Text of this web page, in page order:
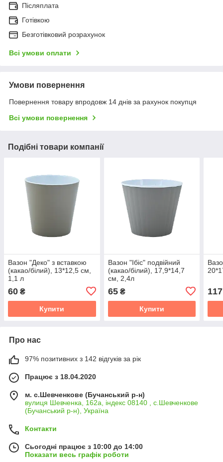
Післяплата
Готівкою
Безготівковий розрахунок
Всі умови оплати
Умови повернення
Повернення товару впродовж 14 днів за рахунок покупця
Всі умови повернення
Подібні товари компанії
Вазон "Деко" з вставкою
(какао/білий), 13*12,5 см,
1,1 л
60 ₴
Купити
Вазон "Ібіс" подвійний
(какао/білий), 17,9*14,7
см, 2,4л
65₴
Купити
117
Про нас
97% позитивних з 142 відгуків за рік
Працює з 18.04.2020
м. с.Шевченкове (Бучанський р-н)
вулиця Шевченка, 162а, індекс 08140 , с.Шевченкове
(Бучанський р-н), Україна
Контакти
Сьогодні працює з 10:00 до 14:00
Показати весь графік роботи